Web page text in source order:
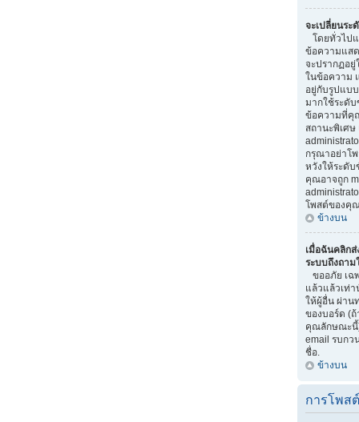
จะเปลี่ยนระ
โดยทั่วไป
ข้อความแส
จะปรากฏอ
ในข้อความ
อยู่กับรูปแบ
มากใช้ระดั
ข้อความที่คุ
สถานะพิเศษ
กรุณาอย่าโ
หวังให้ระดับ
คุณอาจถูก
โพสต์ของคุ
ข้างบน
เมื่อฉันคลิก
ระบบถึงถาม
ขออภัย เฉ
แล้วแล้วเท่
ให้ผู้อื่น ผ่าน
ของบอร์ด (
คุณลักษณะนี้)
email รบกว
ชื่อ.
ข้างบน
การโพส